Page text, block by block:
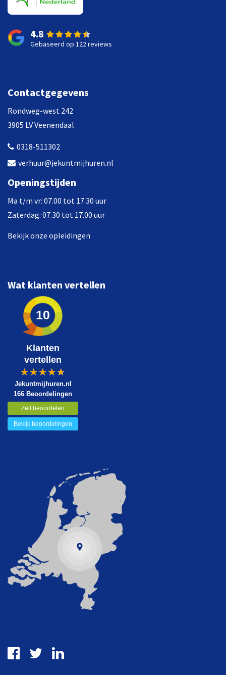
4.8
Gebaseerd op 122 reviews
Contactgegevens
Rondweg-west 242
3905 LV Veenendaal
0318-511302
verhuur@jekuntmijhuren.nl
Openingstijden
Ma t/m vr: 07.00 tot 17.30 uur
Zaterdag: 07.30 tot 17.00 uur
Bekijk onze opleidingen
Wat klanten vertellen
10
Klanten
vertellen
Jekuntmijhuren.nl
166 Beoordelingen
Zelf beoordelen
Bekijk beoordelingen